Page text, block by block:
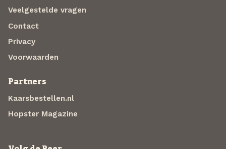
Veelgestelde vragen
Contact
Privacy
Voorwaarden
Partners
Kaarsbestellen.nl
Hopster Magazine